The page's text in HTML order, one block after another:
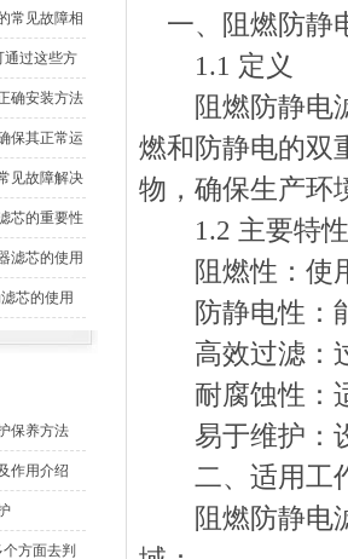
常见故障相
通过这些方
确安装方法
保其正常运
见故障解决
芯的重要性
滤芯的使用
芯的使用
保养方法
作用介绍
方面去判
一、阻燃防静
1.1 定义
阻燃防静电滤
燃和防静电的双
物，确保生产环
1.2 主要特性
阻燃性：使用
防静电性：能
高效过滤：过
耐腐蚀性：适
易于维护：设
二、适用工
阻燃防静电滤